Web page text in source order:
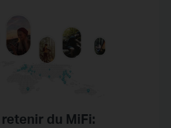
du MiFi: